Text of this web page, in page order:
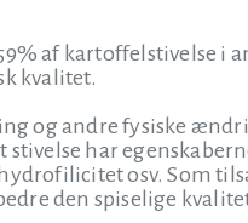
af kartoffelstivelse i
kvalitet.
og andre fysiske
har
osv. Som
den spiselige